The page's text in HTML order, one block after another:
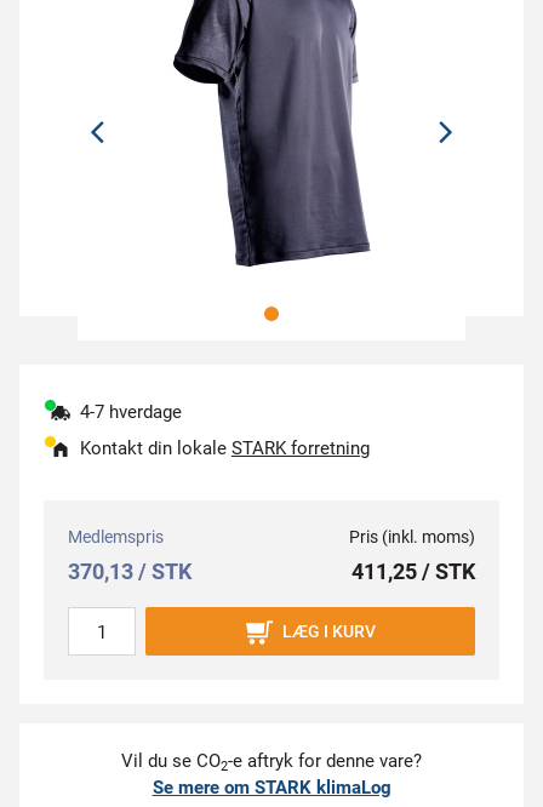
4-7 hverdage
Kontakt din lokale STARK forretning
Medlemspris
370,13 / STK
Pris (inkl. moms)
411,25 / STK
LÆG I KURV
Vil du se CO2-e aftryk for denne vare?
Se mere om STARK klimaLog